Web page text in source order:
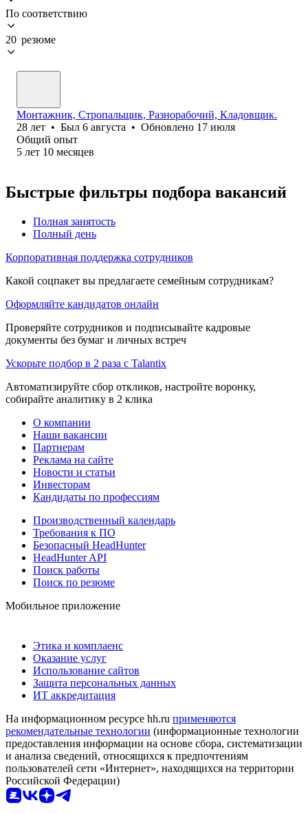
По соответствию
20 резюме
Монтажник, Стропальщик, Разнорабочий, Кладовщик.
28 лет • Был 6 августа • Обновлено 17 июля
Общий опыт
5 лет 10 месяцев
Быстрые фильтры подбора вакансий
Полная занятость
Полный день
Корпоративная поддержка сотрудников
Какой соцпакет вы предлагаете семейным сотрудникам?
Оформляйте кандидатов онлайн
Проверяйте сотрудников и подписывайте кадровые
документы без бумаг и личных встреч
Ускорьте подбор в 2 раза с Talantix
Автоматизируйте сбор откликов, настройте воронку,
собирайте аналитику в 2 клика
О компании
Наши вакансии
Партнерам
Реклама на сайте
Новости и статьи
Инвесторам
Кандидаты по профессиям
Производственный календарь
Требования к ПО
Безопасный HeadHunter
HeadHunter API
Поиск работы
Поиск по резюме
Мобильное приложение
Этика и комплаенс
Оказание услуг
Использование сайтов
Защита персональных данных
ИТ аккредитация
На информационном ресурсе hh.ru применяются
рекомендательные технологии (информационные технологии
предоставления информации на основе сбора, систематизации
и анализа сведений, относящихся к предпочтениям
пользователей сети «Интернет», находящихся на территории
Российской Федерации)